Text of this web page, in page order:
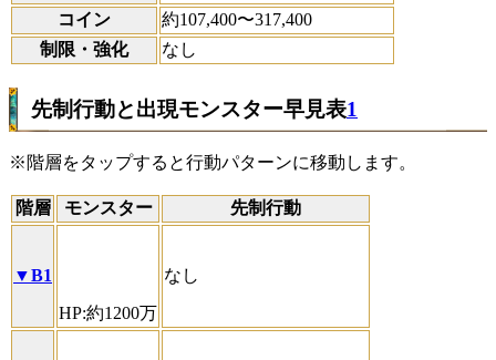
コイン
約107,400〜317,400
制限・強化
なし
先制行動と出現モンスター早見表1
※階層をタップすると行動パターンに移動します。
階層 モンスター 先制行動
▼B1
HP:約1200万
なし